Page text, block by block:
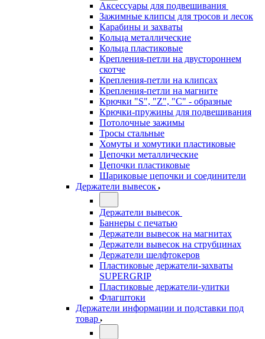
Аксессуары для подвешивания
Зажимные клипсы для тросов и лесок
Карабины и захваты
Кольца металлические
Кольца пластиковые
Крепления-петли на двустороннем
скотче
Крепления-петли на клипсах
Крепления-петли на магните
Крючки "S", "Z", "C" - образные
Крючки-пружины для подвешивания
Потолочные зажимы
Тросы стальные
Хомуты и хомутики пластиковые
Цепочки металлические
Цепочки пластиковые
Шариковые цепочки и соединители
Держатели вывесок
Держатели вывесок
Баннеры с печатью
Держатели вывесок на магнитах
Держатели вывесок на струбцинах
Держатели шелфтокеров
Пластиковые держатели-захваты
SUPERGRIP
Пластиковые держатели-улитки
Флагштоки
Держатели информации и подставки под
товар